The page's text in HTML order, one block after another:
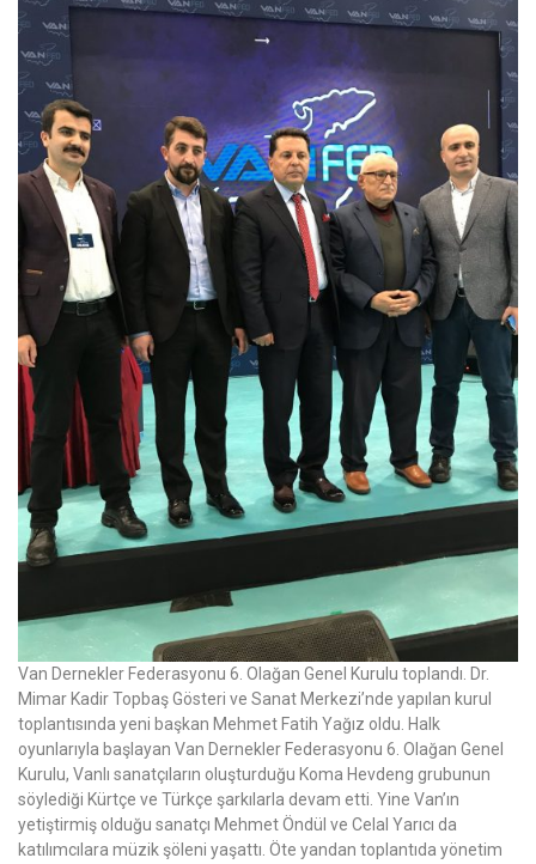
Van Dernekler Federasyonu 6. Olağan Genel Kurulu toplandı. Dr.
Mimar Kadir Topbaş Gösteri ve Sanat Merkezi’nde yapılan kurul
toplantısında yeni başkan Mehmet Fatih Yağız oldu. Halk
oyunlarıyla başlayan Van Dernekler Federasyonu 6. Olağan Genel
Kurulu, Vanlı sanatçıların oluşturduğu Koma Hevdeng grubunun
söylediği Kürtçe ve Türkçe şarkılarla devam etti. Yine Van’ın
yetiştirmiş olduğu sanatçı Mehmet Öndül ve Celal Yarıcı da
katılımcılara müzik şöleni yaşattı. Öte yandan toplantıda yönetim